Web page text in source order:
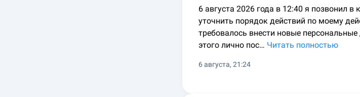
6 августа 2026 года в 12:40 я позвонил
уточнить порядок действий по моему
требовалось внести новые
этого лично пос… Читать полностью
6 августа, 21:24